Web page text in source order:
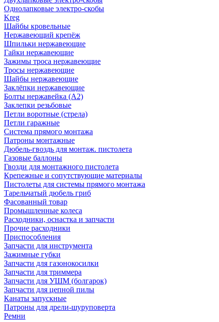
Однолапковые электро-скобы
Kreg
Шайбы кровельные
Нержавеющий крепёж
Шпильки нержавеющие
Гайки нержавеющие
Зажимы троса нержавеющие
Тросы нержавеющие
Шайбы нержавеющие
Заклёпки нержавеющие
Болты нержавейка (А2)
Заклепки резьбовые
Петли воротные (стрела)
Петли гаражные
Система прямого монтажа
Патроны монтажные
Дюбель-гвоздь для монтаж. пистолета
Газовые баллоны
Гвозди для монтажного пистолета
Крепежные и сопутствующие материалы
Пистолеты для системы прямого монтажа
Тарельчатый дюбель гриб
Фасованный товар
Промышленные колеса
Расходники, оснастка и запчасти
Прочие расходники
Приспособления
Запчасти для инструмента
Зажимные губки
Запчасти для газонокосилки
Запчасти для триммера
Запчасти для УШМ (болгарок)
Запчасти для цепной пилы
Канаты запускные
Патроны для дрели-шуруповерта
Ремни